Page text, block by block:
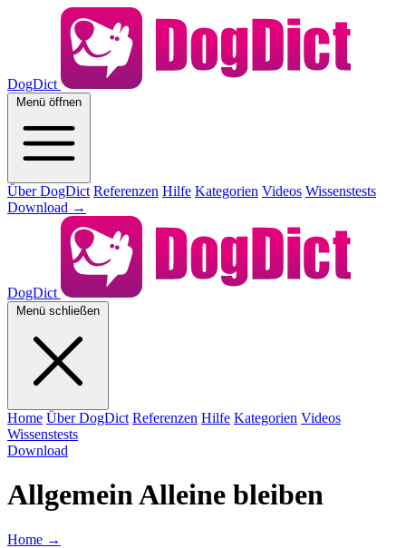
DogDict
Menü öffnen
Über DogDict Referenzen Hilfe Kategorien Videos Wissenstests
Download →
DogDict
Menü schließen
Home Über DogDict Referenzen Hilfe Kategorien Videos
Wissenstests
Download
Allgemein Alleine bleiben
Home →